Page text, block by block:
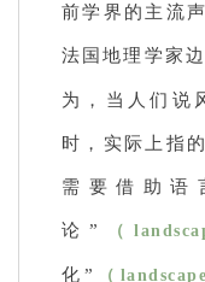
前学界的主流
法国地理学家边
为，当人们说
时，实际上指
需要借助语
论” （
化” （